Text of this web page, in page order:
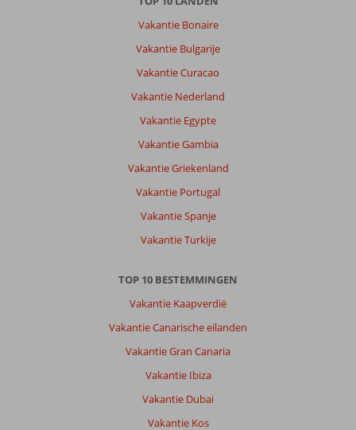
Vakantie Bonaire
Vakantie Bulgarije
Vakantie Curacao
Vakantie Nederland
Vakantie Egypte
Vakantie Gambia
Vakantie Griekenland
Vakantie Portugal
Vakantie Spanje
Vakantie Turkije
TOP 10 BESTEMMINGEN
Vakantie Kaapverdië
Vakantie Canarische eilanden
Vakantie Gran Canaria
Vakantie Ibiza
Vakantie Dubai
Vakantie Kos